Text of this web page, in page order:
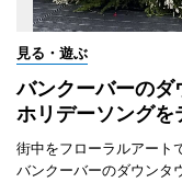
見る・遊ぶ
バンクーバーの
ホリデーソングを
街中をフローラルアート
バンクーバーのダウンタ